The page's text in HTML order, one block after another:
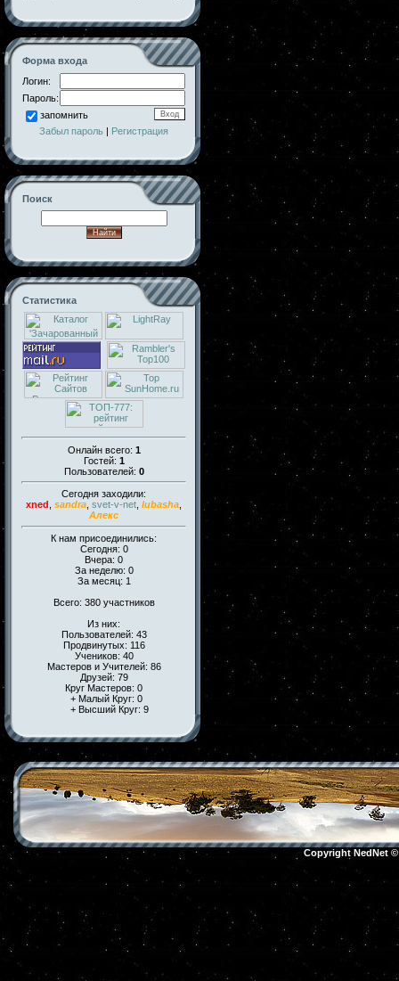
Форма входа
Логин:
Пароль:
запомнить
Забыл пароль | Регистрация
Поиск
Статистика
Онлайн всего: 1
Гостей: 1
Пользователей: 0
Сегодня заходили:
xned
sandra svet-v-net lubasha
Алекс
К нам присоединились:
Сегодня: 0
Вчера: 0
За неделю: 0
За месяц: 1
Всего: 380 участников
Из них:
Пользователей: 43
Продвинутых: 116
Учеников: 40
Мастеров и Учителей: 86
Друзей: 79
Круг Мастеров: 0
+ Малый Круг: 0
+ Высший Круг: 9
Copyright NedNet